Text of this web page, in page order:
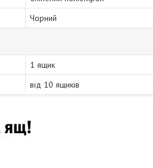
Чорний
1 ящик
від 10 ящиків